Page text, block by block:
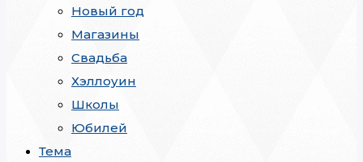
Новый год
Магазины
Свадьба
Хэллоуин
Школы
Юбилей
Тема